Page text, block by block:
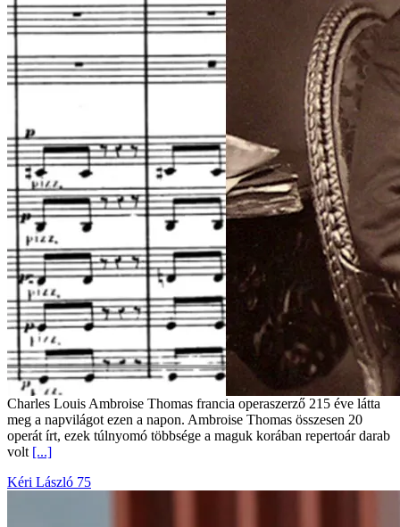
Charles Louis Ambroise Thomas francia operaszerző 215 éve látta
meg a napvilágot ezen a napon. Ambroise Thomas összesen 20
operát írt, ezek túlnyomó többsége a maguk korában repertoár darab
volt [...]
Kéri László 75